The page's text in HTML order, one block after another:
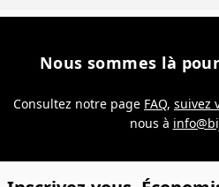
Nous sommes là
Consultez notre page FAQ, suivez
nous à